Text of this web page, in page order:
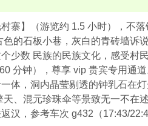
寨】（游览约 1.5 小时），不
的石板小巷，灰白的青砖墙诉
少数 民族的民族文化，感受村
分钟），尊享 vip 贵宾专用通
体，洞内晶莹剔透的钟乳石在
、混元珍珠伞等景致无一不在
汉，参考车次 g432（17:43/